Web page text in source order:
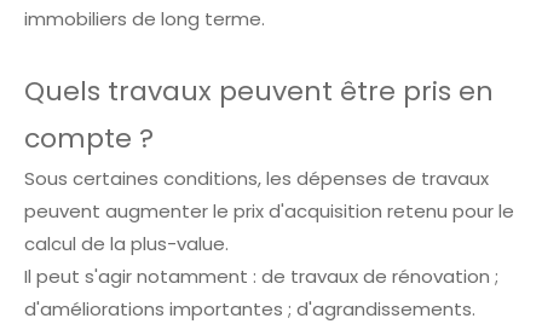
immobiliers de long terme.
Quels travaux peuvent être pris en
compte ?
Sous certaines conditions, les dépenses de travaux
peuvent augmenter le prix d'acquisition retenu pour le
calcul de la plus-value.
Il peut s'agir notamment : de travaux de rénovation ;
d'améliorations importantes ; d'agrandissements.